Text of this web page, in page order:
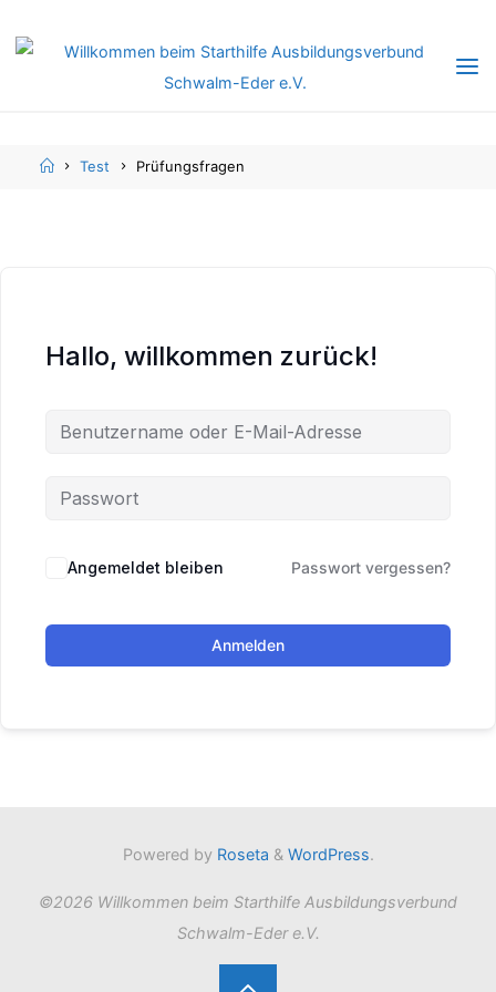
Home
Test Prüfungsfragen
Hallo, willkommen zurück!
Angemeldet bleiben Passwort vergessen?
Anmelden
Powered byRoseta & WordPress.
©2026 Willkommen beim Starthilfe Ausbildungsverbund
Schwalm-Eder e.V.